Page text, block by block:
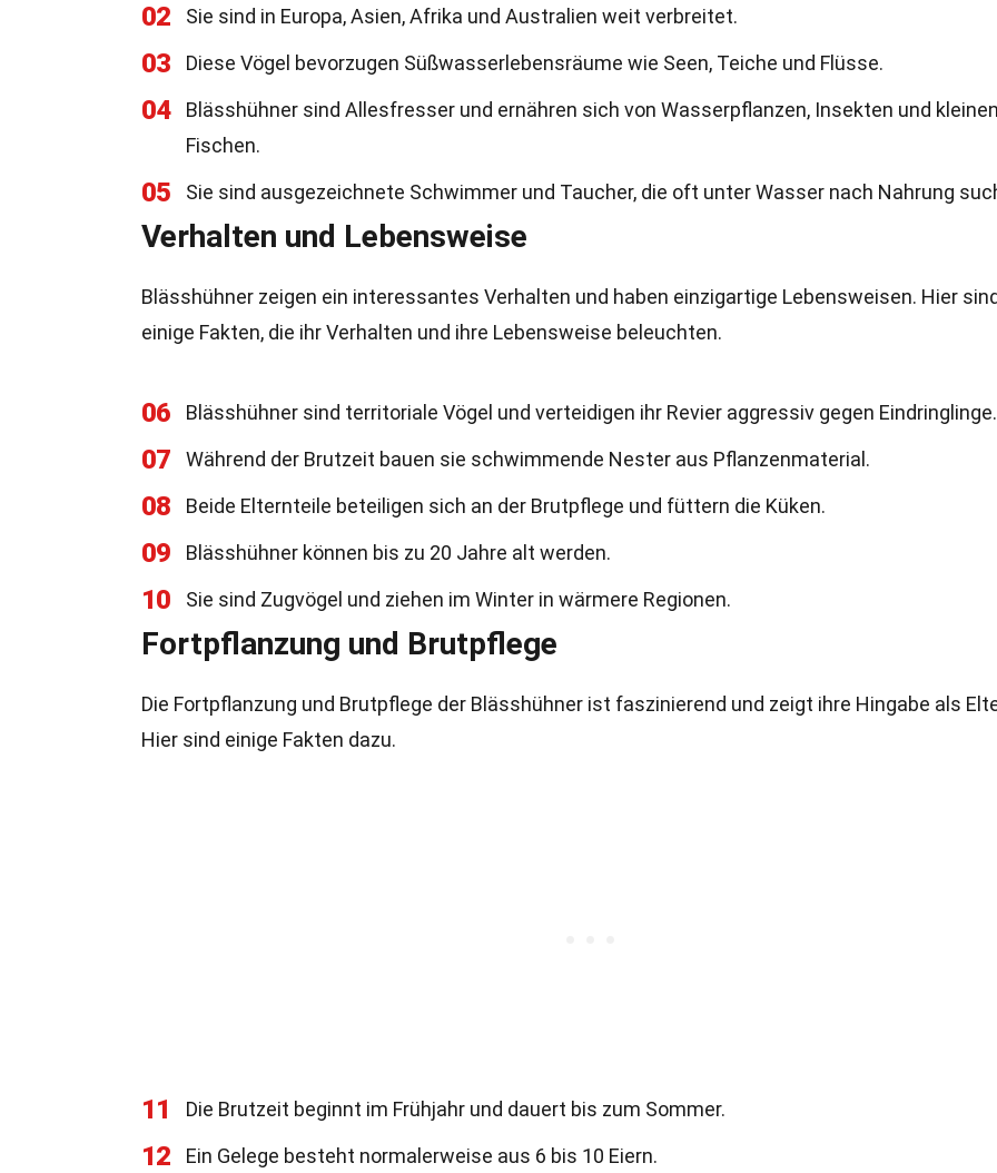
02 Sie sind in Europa, Asien, Afrika und Australien weit verbreitet.
03 Diese Vögel bevorzugen Süßwasserlebensräume wie Seen, Teiche und Flüsse.
04
Blässhühner sind Allesfresser und ernähren sich von Wasserpflanzen, Insekten und
Fischen.
05 Sie sind ausgezeichnete Schwimmer und Taucher, die oft unter Wasser nach Nahrung
Verhalten und Lebensweise
Blässhühner zeigen ein interessantes Verhalten und haben einzigartige Lebensweisen. Hier
einige Fakten, die ihr Verhalten und ihre Lebensweise beleuchten.
06 Blässhühner sind territoriale Vögel und verteidigen ihr Revier aggressiv gegen Eindringlinge.
07 Während der Brutzeit bauen sie schwimmende Nester aus Pflanzenmaterial.
08 Beide Elternteile beteiligen sich an der Brutpflege und füttern die Küken.
09 Blässhühner können bis zu 20 Jahre alt werden.
10 Sie sind Zugvögel und ziehen im Winter in wärmere Regionen.
Fortpflanzung und Brutpflege
Die Fortpflanzung und Brutpflege der Blässhühner ist faszinierend und zeigt ihre Hingabe als
Hier sind einige Fakten dazu.
11 Die Brutzeit beginnt im Frühjahr und dauert bis zum Sommer.
12 Ein Gelege besteht normalerweise aus 6 bis 10 Eiern.